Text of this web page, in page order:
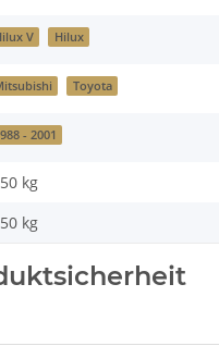
V Hilux
Toyota
- 2001
kg
kg